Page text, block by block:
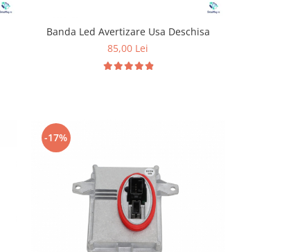
Banda Led Avertizare Usa Deschisa
85,00 Lei
-17%